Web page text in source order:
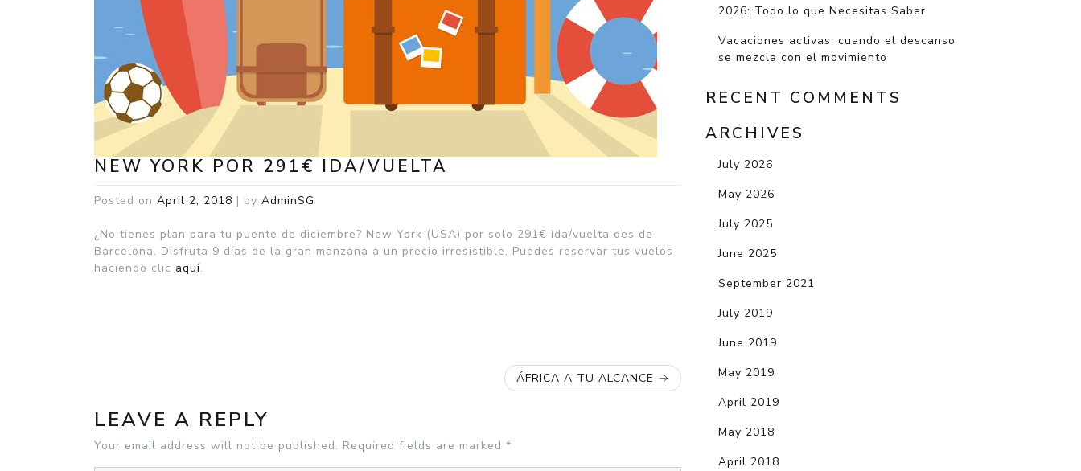
NEW YORK POR 291€ IDA/VUELTA
Posted on April 2, 2018 | by AdminSG
¿No tienes plan para tu puente de diciembre? New York (USA) por solo 291€ ida/vuelta des de
Barcelona. Disfruta 9 días de la gran manzana a un precio irresistible. Puedes reservar tus vuelos
haciendo clic aquí.
ÁFRICA A TU ALCANCE
LEAVE A REPLY
Your email address will not be published. Required fields are marked *
2026: Todo lo que Necesitas Saber
Vacaciones activas: cuando el descanso
se mezcla con el movimiento
RECENT COMMENTS
ARCHIVES
July 2026
May 2026
July 2025
June 2025
September 2021
July 2019
June 2019
May 2019
April 2019
May 2018
April 2018